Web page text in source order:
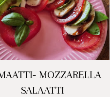
MOZZARELLA
SALAATTI